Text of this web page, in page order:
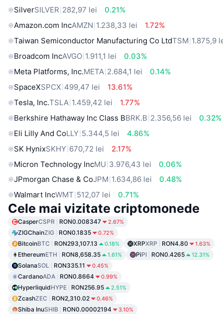
SilverSILVER 282,97 lei
0.21%
Amazon.com IncAMZN 1.238,33 lei
1.72%
Taiwan Semiconductor Manufacturing Co LtdTSM 1.875,9
Broadcom IncAVGO 1.911,1 lei
0.03%
Meta Platforms, Inc.META 2.684,1 lei
0.14%
SpaceXSPCX 499,47 lei
13.61%
Tesla, Inc.TSLA 1.459,42 lei
1.77%
Berkshire Hathaway Inc Class BBRK.B 2.356,56 lei
0.32%
Eli Lilly And CoLLY 5.344,5 lei
4.86%
SK HynixSKHY 670,72 lei
2.17%
Micron Technology IncMU 3.976,43 lei
0.06%
JPmorgan Chase & CoJPM 1.634,86 lei
0.48%
Walmart IncWMT 512,07 lei 0.71%
Cele mai vizitate criptomonede
CasperCSPR RON0.008347 2.67%
ZIGChainZIG RON0.1835 0.72%
BitcoinBTC RON293,107.13 0.18% XRPXRP RON4.80 1.63%
EthereumETH RON8,658.35 1.61% PiPI RON0.4265 12.31%
SolanaSOL RON335.11 0.45%
CardanoADA RON0.8664 0.99%
HyperliquidHYPE RON256.95 2.51%
ZcashZEC RON2,310.02 0.46%
Shiba InuSHIB RON0.00002194 3.10%